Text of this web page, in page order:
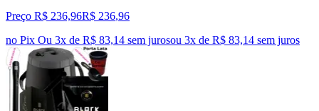
Preço R$ 236,96R$ 236,96
no Pix Ou 3x de R$ 83,14 sem jurosou 3x de R$ 83,14 sem juros